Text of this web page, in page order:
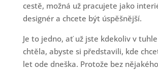
cestě, možná už pracujete jako
designér a chcete být úspěšnější.
Je to jedno, ať už jste kdekoliv v
chtěla, abyste si představili, kde
let ode dneška. Protože bez